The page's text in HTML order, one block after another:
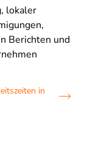
lokaler
Berichten und
in